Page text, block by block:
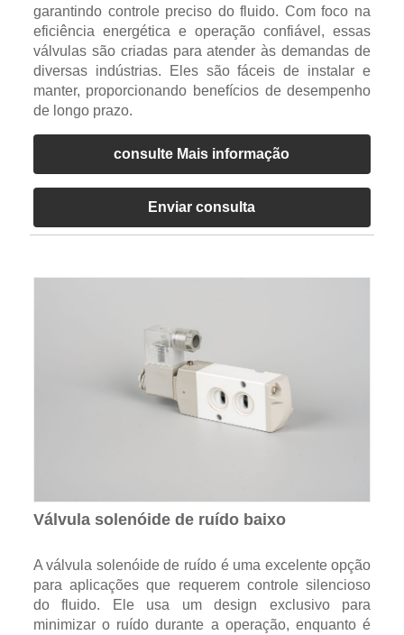
garantindo controle preciso do fluido. Com foco na
eficiência energética e operação confiável, essas
válvulas são criadas para atender às demandas de
diversas indústrias. Eles são fáceis de instalar e
manter, proporcionando benefícios de desempenho
de longo prazo.
consulte Mais informação
Enviar consulta
Válvula solenóide de ruído baixo
A válvula solenóide de ruído é uma excelente opção
para aplicações que requerem controle silencioso
do fluido. Ele usa um design exclusivo para
minimizar o ruído durante a operação, enquanto é